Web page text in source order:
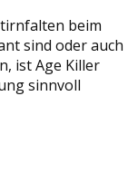
beim
sind oder auch
ist Age Killer
sinnvoll